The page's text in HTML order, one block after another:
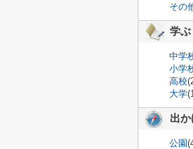
その
学ぶ
中学
小学
高校
大学
出か
公園